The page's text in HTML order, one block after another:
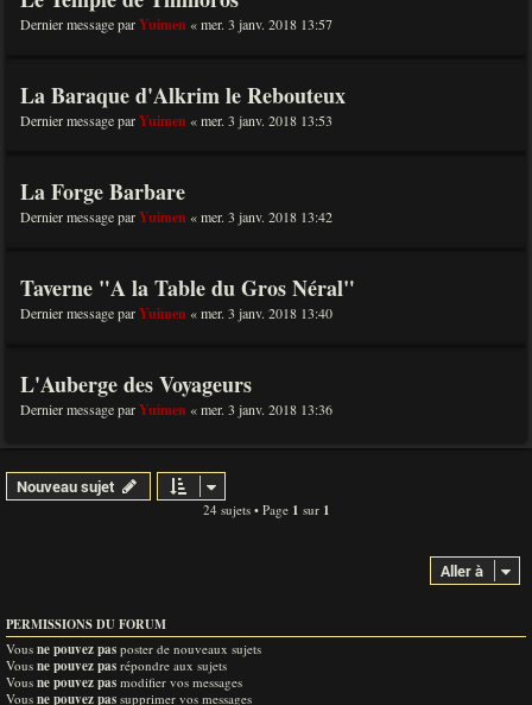
Dernier message parYuimen «mer. 3 janv. 2018 13:57
La Baraque d'Alkrim le Rebouteux
Dernier message parYuimen «mer. 3 janv. 2018 13:53
La Forge Barbare
Dernier message parYuimen «mer. 3 janv. 2018 13:42
Taverne "A la Table du Gros Néral"
Dernier message parYuimen «mer. 3 janv. 2018 13:40
L'Auberge des Voyageurs
Dernier message parYuimen «mer. 3 janv. 2018 13:36
Nouveau sujet
24 sujets • Page 1 sur 1
Aller à
PERMISSIONS DU FORUM
Vous ne pouvez pas poster de nouveaux sujets
Vous ne pouvez pas répondre aux sujets
Vous ne pouvez pas modifier vos messages
Vous ne pouvez pas supprimer vos messages